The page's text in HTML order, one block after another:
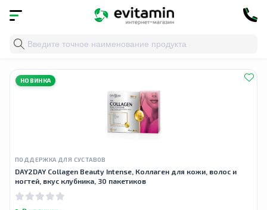
Главная » витамин c
НОВИНКА
ПОДДЕРЖКА ДЛЯ СУСТАВОВ
DAY2DAY Collagen Beauty Intense, Коллаген для кожи, волос и
ногтей, вкус клубника, 30 пакетиков